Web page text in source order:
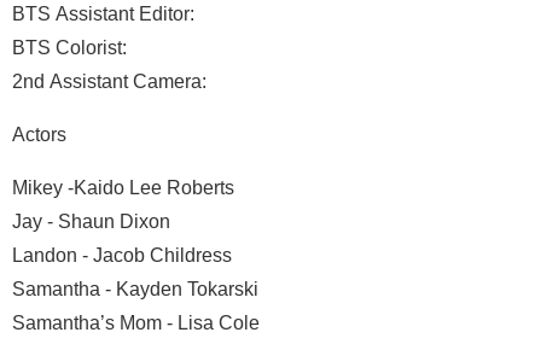
BTS Assistant Editor:
BTS Colorist:
2nd Assistant Camera:
Actors
Mikey -Kaido Lee Roberts
Jay - Shaun Dixon
Landon - Jacob Childress
Samantha - Kayden Tokarski
Samantha’s Mom - Lisa Cole